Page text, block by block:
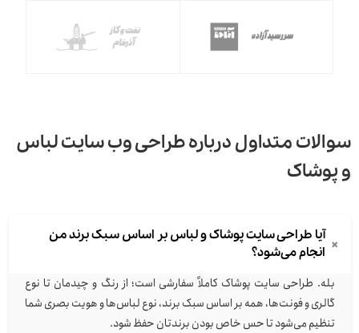
سوالات متداول درباره طراحی وب سایت لباس
و پوشاک
+ آیا طراحی سایت پوشاک و لباس بر اساس سبک برند من
انجام می‌شود؟
بله. طراحی سایت پوشاک کاملاً سفارشی است؛ از رنگ و چیدمان تا نوع
گالری و فونت‌ها، همه بر اساس سبک برند، نوع لباس‌ها و هویت بصری شما
تنظیم می‌شود تا حس خاص بودن برندتان حفظ شود.